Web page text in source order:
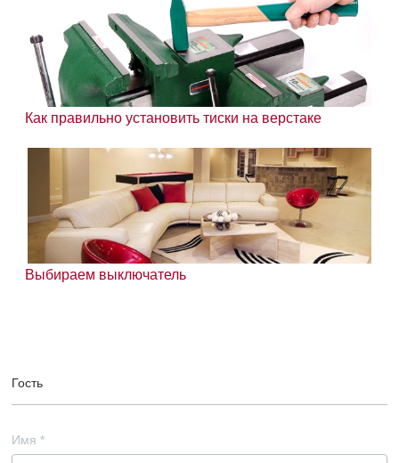
Как правильно установить тиски на верстаке
Выбираем выключатель
Гость
Имя *